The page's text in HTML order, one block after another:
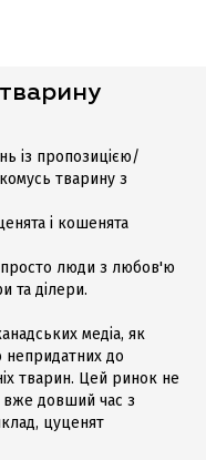
із пропозицією/
тварину з
і кошенята
просто люди з любов'ю
та ділери.
медіа, як
непридатних до
тварин. Цей ринок не
вже довший час з
цуценят